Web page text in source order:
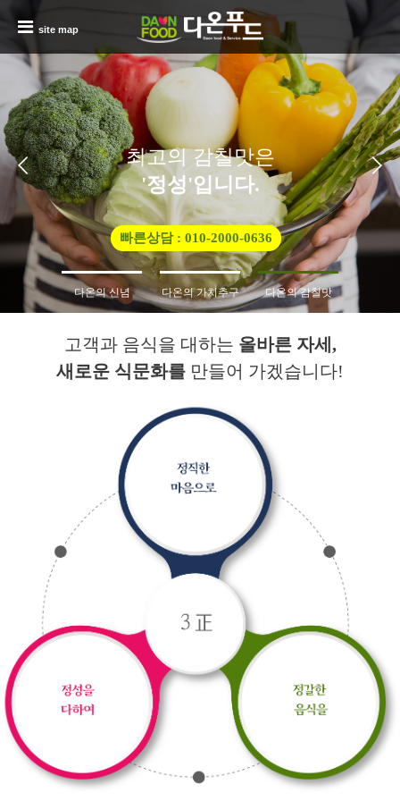
site map
최고의 감칠맛은
'정성'입니다.
빠른상담 : 010-2000-0636
다온의 신념 다온의 가치추구 다온의 감칠맛
고객과 음식을 대하는 올바른 자세,
새로운 식문화를 만들어 가겠습니다!